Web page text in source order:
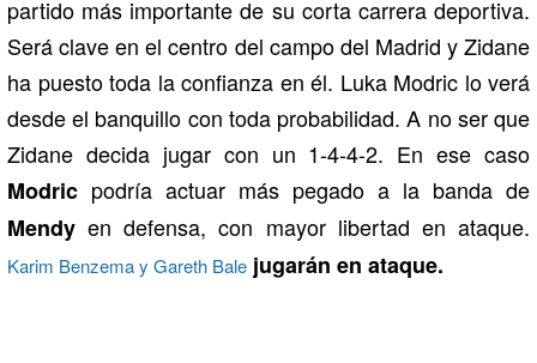
partido más importante de su corta carrera deportiva.
Será clave en el centro del campo del Madrid y Zidane
ha puesto toda la confianza en él. Luka Modric lo verá
desde el banquillo con toda probabilidad. A no ser que
Zidane decida jugar con un 1-4-4-2. En ese caso
Modric podría actuar más pegado a la banda de
Mendy en defensa, con mayor libertad en ataque.
Karim Benzema y Gareth Bale jugarán en ataque.